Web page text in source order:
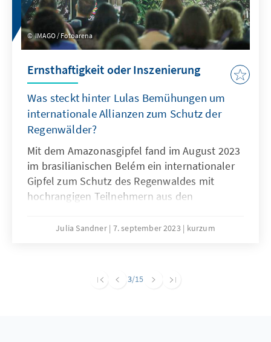
IMAGO / Fotoarena
Ernsthaftigkeit oder Inszenierung
Was steckt hinter Lulas Bemühungen um
internationale Allianzen zum Schutz der
Regenwälder?
Mit dem Amazonasgipfel fand im August 2023
im brasilianischen Belém ein internationaler
Gipfel zum Schutz des Regenwaldes mit
hochrangigen Teilnehmern aus den
vereinbart, die gegenseitige Zusammenarbeit
Wirtschaftsprogramm wirft zudem die Frage
Julia Sandner 7. september 2023 kurzum
3/15